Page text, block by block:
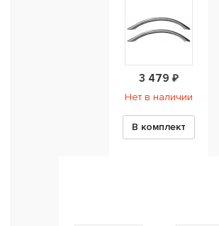
3 479 ₽
Нет в наличии
В комплект